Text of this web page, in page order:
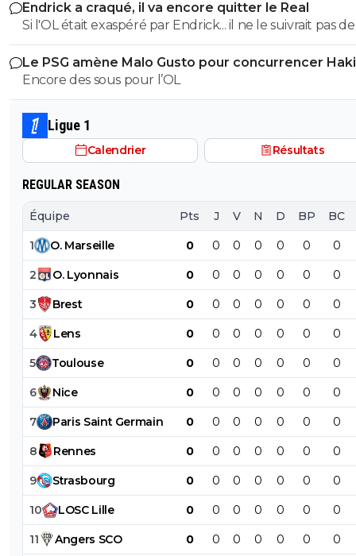
Endrick a craqué, il va encore quitter le Real
Si l'OL était exaspéré par Endrick... il ne le suivrait pas
près. Bref... Quand l'équipe sera complète... ce sera beaucoup
mieux.
Le PSG amène Malo Gusto pour concurrencer
Encore des sous pour l’OL
Ligue 1
Calendrier Résultats
REGULAR SEASON
Équipe Pts J V N D BP BC
1 O. Marseille 0 0 0 0 0 0 0
2 O. Lyonnais 0 0 0 0 0 0 0
3 Brest 0 0 0 0 0 0 0
4 Lens 0 0 0 0 0 0 0
5 Toulouse 0 0 0 0 0 0 0
6 Nice 0 0 0 0 0 0 0
7 Paris Saint Germain 0 0 0 0 0 0 0
8 Rennes 0 0 0 0 0 0 0
9 Strasbourg 0 0 0 0 0 0 0
10 LOSC Lille 0 0 0 0 0 0 0
11 Angers SCO 0 0 0 0 0 0 0